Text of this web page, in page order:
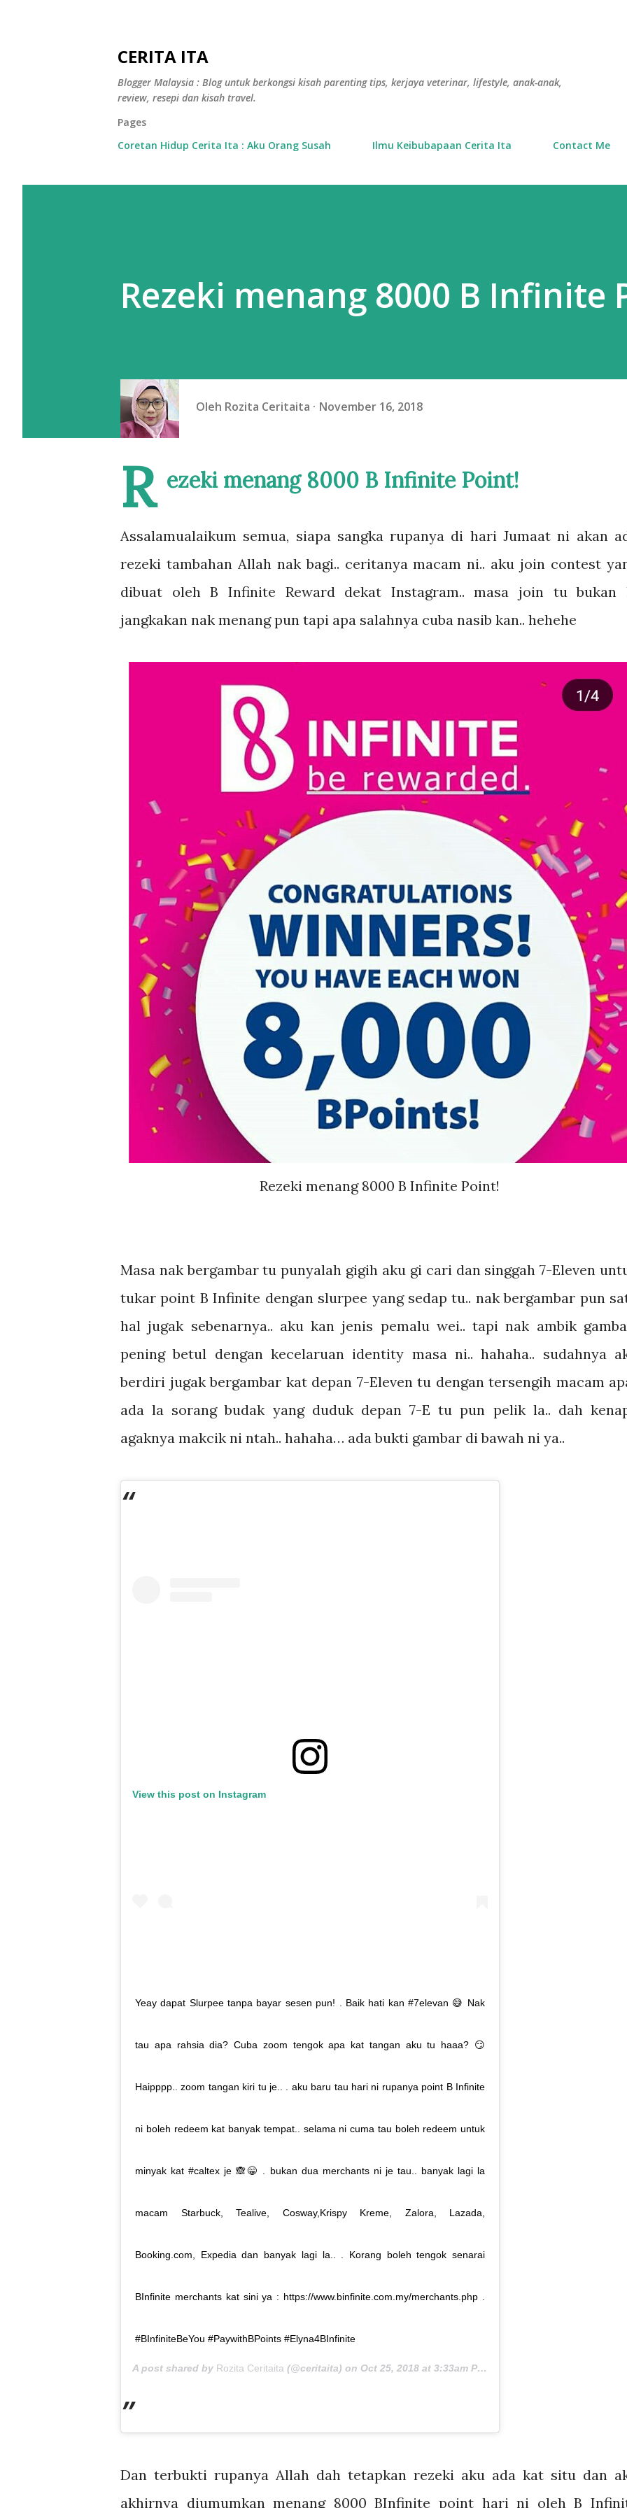
CERITA ITA
Blogger Malaysia : Blog untuk berkongsi kisah parenting tips, kerjaya veterinar, lifestyle, anak-anak,
review, resepi dan kisah travel.
Pages
Coretan Hidup Cerita Ita : Aku Orang Susah
Ilmu Keibubapaan Cerita Ita Contact Me
Rezeki menang 8000 B Infinite
Oleh Rozita Ceritaita November 16, 2018
R ezeki menang 8000 B Infinite Point!
Assalamualaikum semua, siapa sangka rupanya di hari Jumaat ni akan
rezeki tambahan Allah nak bagi.. ceritanya macam ni.. aku join contest
dibuat oleh B Infinite Reward dekat Instagram.. masa join tu bukan
jangkakan nak menang pun tapi apa salahnya cuba nasib kan.. hehehe
Rezeki menang 8000 B Infinite Point!
Masa nak bergambar tu punyalah gigih aku gi cari dan singgah 7-Eleven
tukar point B Infinite dengan slurpee yang sedap tu.. nak bergambar pun
hal jugak sebenarnya.. aku kan jenis pemalu wei.. tapi nak ambik
pening betul dengan kecelaruan identity masa ni.. hahaha.. sudahnya
berdiri jugak bergambar kat depan 7-Eleven tu dengan tersengih macam
ada la sorang budak yang duduk depan 7-E tu pun pelik la.. dah
agaknya makcik ni ntah.. hahaha… ada bukti gambar di bawah ni ya..
View this post on Instagram
Yeay dapat Slurpee tanpa bayar sesen pun! . Baik hati kan #7elevan 😅 Nak
tau apa rahsia dia? Cuba zoom tengok apa kat tangan aku tu haaa? 😏
Haipppp.. zoom tangan kiri tu je.. . aku baru tau hari ni rupanya point B Infinite
ni boleh redeem kat banyak tempat.. selama ni cuma tau boleh redeem untuk
minyak kat #caltex je 🙈😁 . bukan dua merchants ni je tau.. banyak lagi la
macam Starbuck, Tealive, Cosway,Krispy Kreme, Zalora, Lazada,
Booking.com, Expedia dan banyak lagi la.. . Korang boleh tengok senarai
BInfinite merchants kat sini ya : https://www.binfinite.com.my/merchants.php .
#BInfiniteBeYou #PaywithBPoints #Elyna4BInfinite
A post shared by Rozita Ceritaita (@ceritaita) on Oct 25, 2018 at 3:33am PDT
Dan terbukti rupanya Allah dah tetapkan rezeki aku ada kat situ dan
akhirnya diumumkan menang 8000 BInfinite point hari ni oleh B